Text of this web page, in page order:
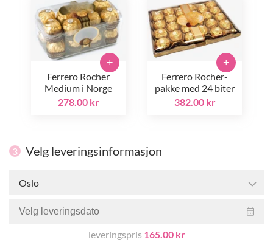
Ferrero Rocher
Medium i Norge
278.00 kr
+
Ferrero Rocher-
pakke med 24 biter
382.00 kr
+
3 Velg leveringsinformasjon
Oslo
leveringspris 165.00 kr